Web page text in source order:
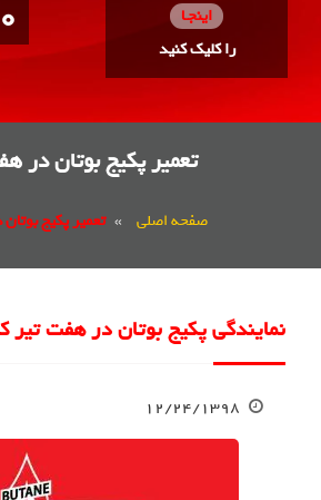
اینجـا
را کلیک کنید
تعمیر پکیج بوتان در
صفحه اصلی » تعمیر پکیج
نمایندگی پکیج بوتان در هفت تیر
۱۲/۲۴/۱۳۹۸